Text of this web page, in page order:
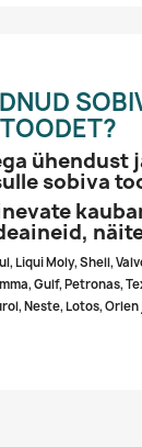
TOODET?
ühendust
sobiva
Liqui Moly, Shell,
Gulf, Petronas,
Neste, Lotos, Orlen